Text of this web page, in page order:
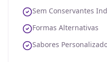
Sem Conservantes
Formas Alternativas
Sabores